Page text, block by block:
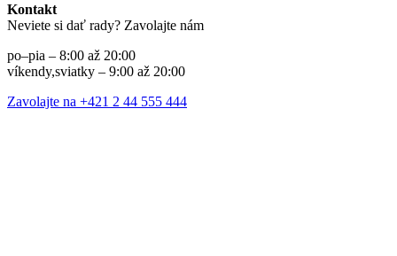
Kontakt
Neviete si dať rady? Zavolajte nám
po–pia – 8:00 až 20:00
víkendy,sviatky – 9:00 až 20:00
Zavolajte na +421 2 44 555 444